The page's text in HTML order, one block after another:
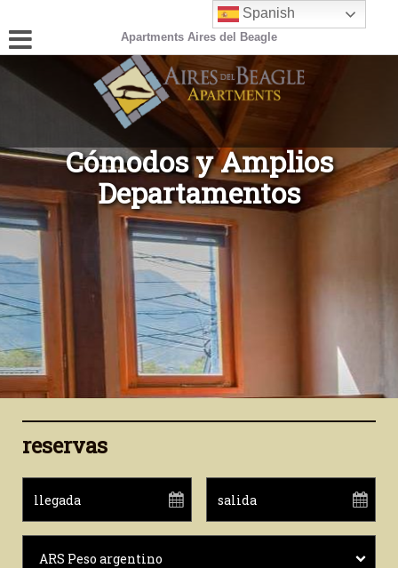
Apartments Aires del Beagle
Bienvenido a Aires del
Beagle Apartments
Cómodos y Amplios
Departamentos
En el Centro de la Ciudad
reservas
ARS Peso argentino
Spanish